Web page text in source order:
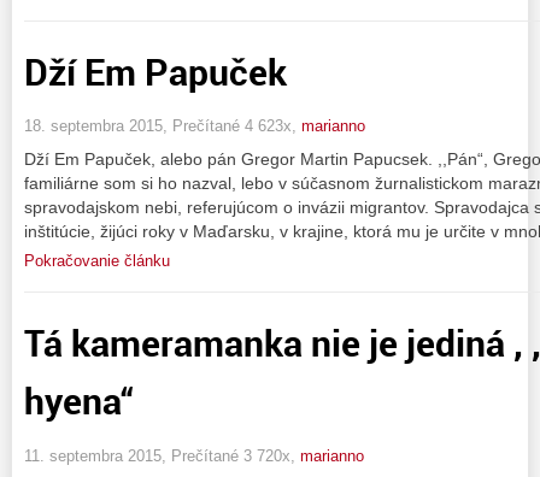
Dží Em Papuček
18. septembra 2015, Prečítané 4 623x, marianno
Dží Em Papuček, alebo pán Gregor Martin Papucsek. ,,Pán“,
familiárne som si ho nazval, lebo v súčasnom žurnalistickom
spravodajskom nebi, referujúcom o invázii migrantov. Spravodajca
inštitúcie, žijúci roky v Maďarsku, v krajine, ktorá mu je určite v
Pokračovanie článku
Tá kameramanka nie je jediná ,
hyena“
11. septembra 2015, Prečítané 3 720x, marianno